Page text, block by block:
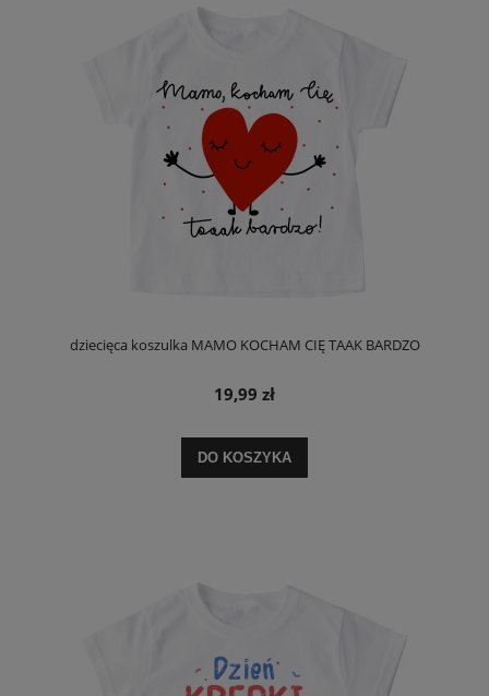
dziecięca koszulka MAMO KOCHAM CIĘ TAAK BARDZO
19,99 zł
DO KOSZYKA